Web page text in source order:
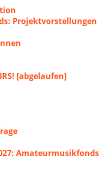
Projektvorstellungen
[abgelaufen]
Amateurmusikfonds